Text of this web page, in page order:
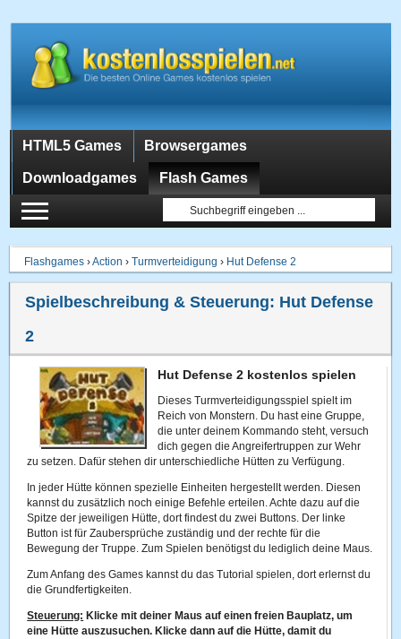
HTML5 Games Browsergames
Downloadgames Flash Games
Flashgames ›Action ›Turmverteidigung › Hut Defense 2
Spielbeschreibung & Steuerung: Hut Defense
2
Hut Defense 2 kostenlos spielen
Dieses Turmverteidigungsspiel spielt im
Reich von Monstern. Du hast eine Gruppe,
die unter deinem Kommando steht, versuch
dich gegen die Angreifertruppen zur Wehr
zu setzen. Dafür stehen dir unterschiedliche Hütten zu Verfügung.
In jeder Hütte können spezielle Einheiten hergestellt werden. Diesen
kannst du zusätzlich noch einige Befehle erteilen. Achte dazu auf die
Spitze der jeweiligen Hütte, dort findest du zwei Buttons. Der linke
Button ist für Zaubersprüche zuständig und der rechte für die
Bewegung der Truppe. Zum Spielen benötigst du lediglich deine Maus.
Zum Anfang des Games kannst du das Tutorial spielen, dort erlernst du
die Grundfertigkeiten.
Steuerung: Klicke mit deiner Maus auf einen freien Bauplatz, um
eine Hütte auszusuchen. Klicke dann auf die Hütte, damit du